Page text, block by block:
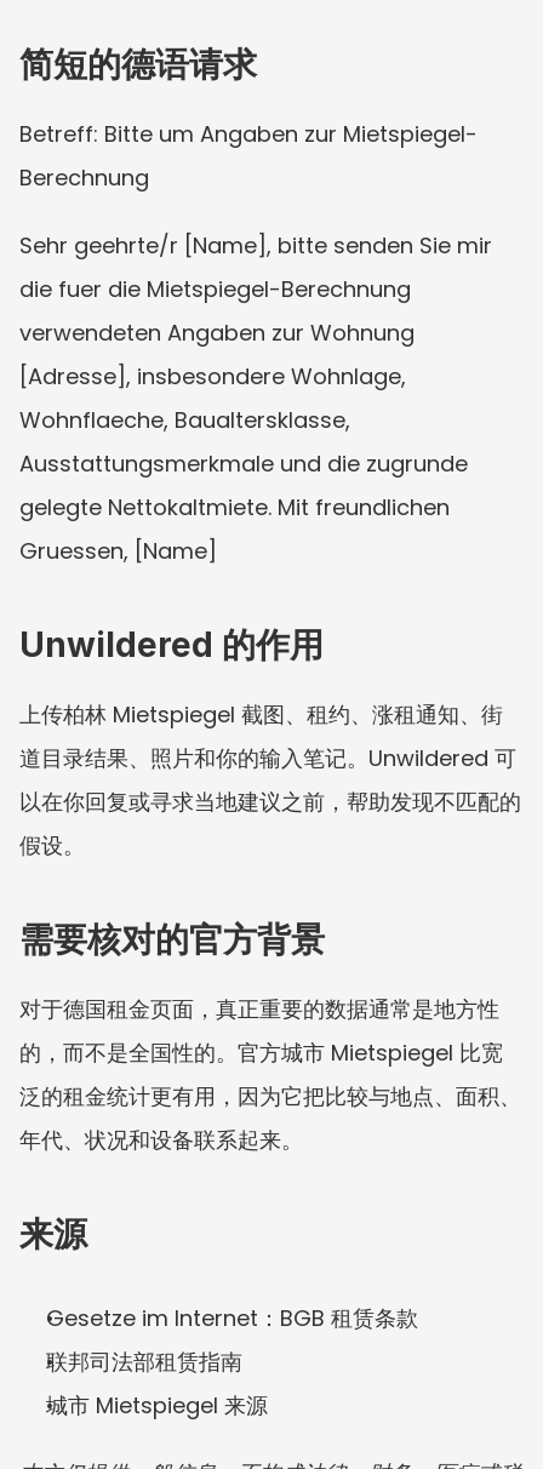
简短的德语请求
Betreff: Bitte um Angaben zur Mietspiegel-
Berechnung
Sehr geehrte/r [Name], bitte senden Sie mir
die fuer die Mietspiegel-Berechnung
verwendeten Angaben zur Wohnung
[Adresse], insbesondere Wohnlage,
Wohnflaeche, Baualtersklasse,
Ausstattungsmerkmale und die zugrunde
gelegte Nettokaltmiete. Mit freundlichen
Gruessen, [Name]
Unwildered 的作用
上传柏林 Mietspiegel 截图、租约、涨租通知、街
道目录结果、照片和你的输入笔记。Unwildered 可
以在你回复或寻求当地建议之前，帮助发现不匹配的
假设。
需要核对的官方背景
对于德国租金页面，真正重要的数据通常是地方性
的，而不是全国性的。官方城市 Mietspiegel 比宽
泛的租金统计更有用，因为它把比较与地点、面积、
年代、状况和设备联系起来。
来源
Gesetze im Internet：BGB 租赁条款
联邦司法部租赁指南
城市 Mietspiegel 来源